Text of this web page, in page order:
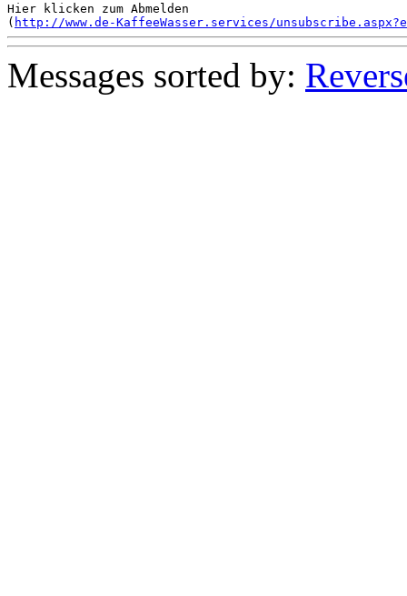
Hier klicken zum Abmelden
( http://www.de-KaffeeWasser.services/
Messages sorted by: